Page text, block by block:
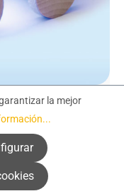
con
la mejor